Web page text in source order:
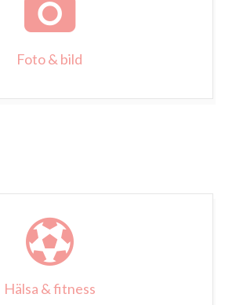
Foto & bild
Hälsa & fitness